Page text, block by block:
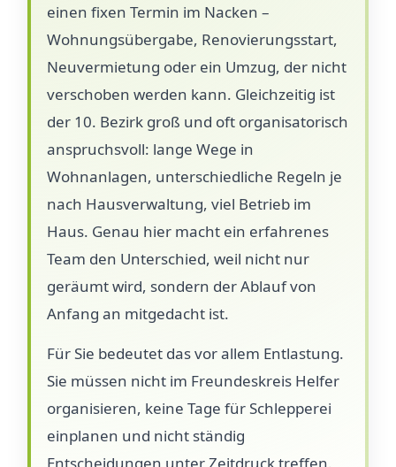
einen fixen Termin im Nacken –
Wohnungsübergabe, Renovierungsstart,
Neuvermietung oder ein Umzug, der nicht
verschoben werden kann. Gleichzeitig ist
der 10. Bezirk groß und oft organisatorisch
anspruchsvoll: lange Wege in
Wohnanlagen, unterschiedliche Regeln je
nach Hausverwaltung, viel Betrieb im
Haus. Genau hier macht ein erfahrenes
Team den Unterschied, weil nicht nur
geräumt wird, sondern der Ablauf von
Anfang an mitgedacht ist.
Für Sie bedeutet das vor allem Entlastung.
Sie müssen nicht im Freundeskreis Helfer
organisieren, keine Tage für Schlepperei
einplanen und nicht ständig